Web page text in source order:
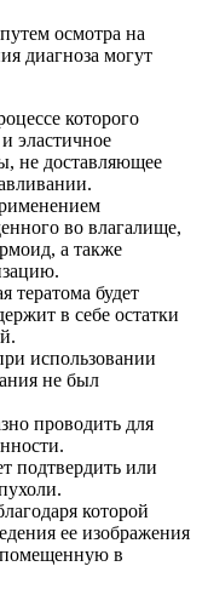
осмотра на
диагноза могут
которого
эластичное
не доставляющее
во влагалище,
а также
тератома будет
в себе остатки
использовании
не был
проводить для
подтвердить или
которой
ее изображения
помещенную в